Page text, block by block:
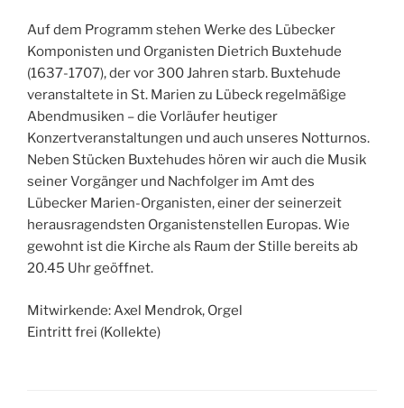
Auf dem Programm stehen Werke des Lübecker
Komponisten und Organisten Dietrich Buxtehude
(1637-1707), der vor 300 Jahren starb. Buxtehude
veranstaltete in St. Marien zu Lübeck regelmäßige
Abendmusiken – die Vorläufer heutiger
Konzertveranstaltungen und auch unseres Notturnos.
Neben Stücken Buxtehudes hören wir auch die Musik
seiner Vorgänger und Nachfolger im Amt des
Lübecker Marien-Organisten, einer der seinerzeit
herausragendsten Organistenstellen Europas. Wie
gewohnt ist die Kirche als Raum der Stille bereits ab
20.45 Uhr geöffnet.
Mitwirkende: Axel Mendrok, Orgel
Eintritt frei (Kollekte)